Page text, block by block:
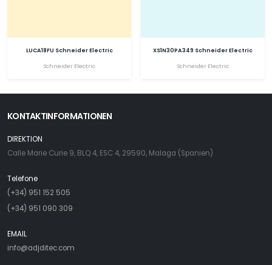
LUCA18FU Schneider Electric
Schneider Electric
XS1N30PA349 Schneider Electric
Schneider Electric
KONTAKTINFORMATIONEN
DIREKTION
Calle Marie Curie 9, BLQ 4, ESC 4, 29590, Malaga (Spanien)
Telefone
(+34) 951 152 505
(+34) 951 090 309
EMAIL
info@adjditec.com